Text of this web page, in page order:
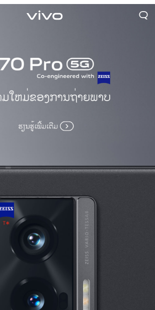
ປະເທດລາວ | ເລືອກປະເທດ/ພາກພື້ນ